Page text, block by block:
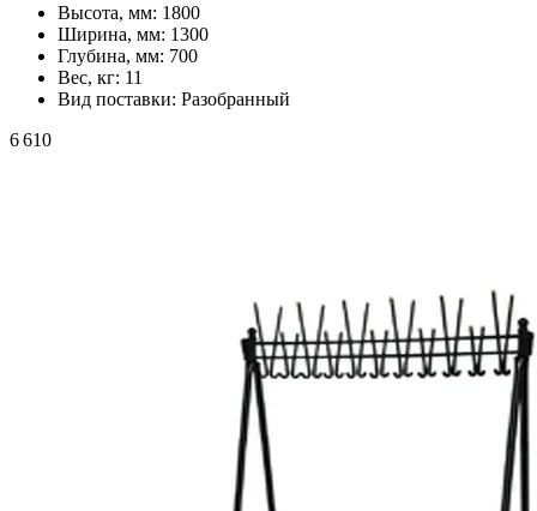
Высота, мм: 1800
Ширина, мм: 1300
Глубина, мм: 700
Вес, кг: 11
Вид поставки: Разобранный
6 610